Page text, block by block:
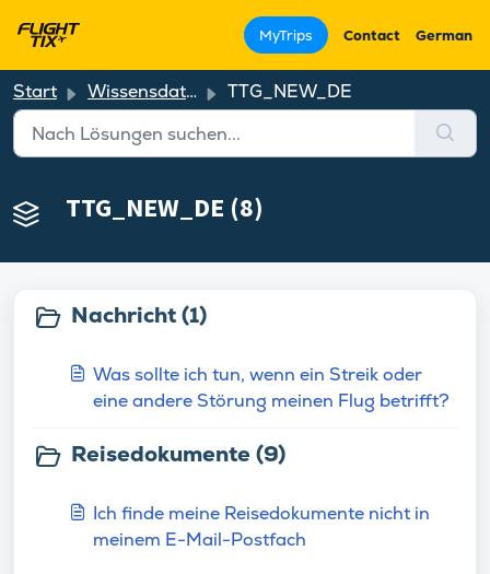
MyTrips Contact German
Start Wissensdatenbank TTG_NEW_DE
TTG_NEW_DE (8)
Nachricht (1)
Was sollte ich tun, wenn ein Streik oder
eine andere Störung meinen Flug betrifft?
Reisedokumente (9)
Ich finde meine Reisedokumente nicht in
meinem E-Mail-Postfach